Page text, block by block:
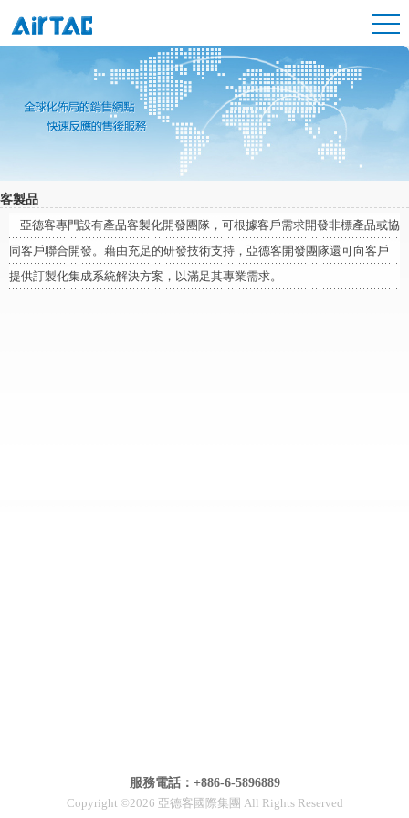
客製品
亞德客專門設有產品客製化開發團隊，可根據客戶需求開發非標產品或協
同客戶聯合開發。藉由充足的研發技術支持，亞德客開發團隊還可向客戶
提供訂製化集成系統解決方案，以滿足其專業需求。
服務電話：+886-6-5896889
Copyright ©2026 亞德客國際集團 All Rights Reserved